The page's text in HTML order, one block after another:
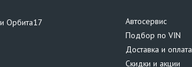
Автосервис
Подбор по VIN
Доставка и оплата
Скидки и акции